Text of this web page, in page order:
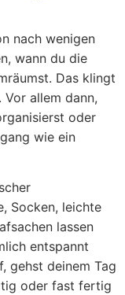
nach wenigen
wann du die
Das klingt
allem dann,
oder
wie ein
Socken, leichte
lassen
entspannt
gehst deinem Tag
oder fast fertig